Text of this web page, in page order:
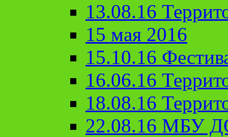
13.08.16
15 мая 2016
15.10.16
16.06.16
18.08.16
22.08.16 МБУ